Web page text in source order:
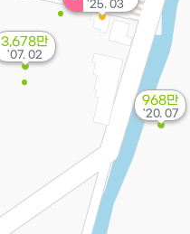
'25. 03
968만
'20. 07
3,678만
'07. 02